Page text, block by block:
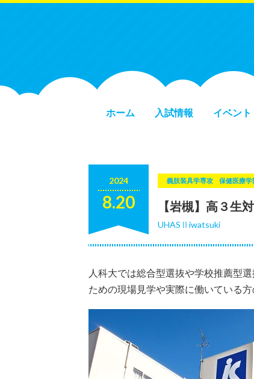
ホーム 入試情報 イベン
2024
8.20
義肢装具学専攻 保健医療学
【岩槻】高３生
UHASⅡiwatsuki
人科大では総合型選抜や学校推薦型
ための現場見学や実際に働いている